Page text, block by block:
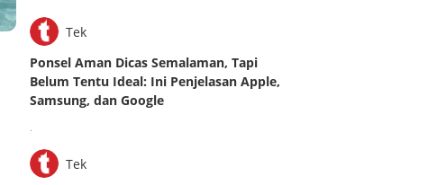
Tek
Ponsel Aman Dicas Semalaman, Tapi
Belum Tentu Ideal: Ini Penjelasan Apple,
Samsung, dan Google
.
Tek